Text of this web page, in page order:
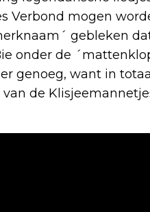
Verbond mogen
gebleken
onder de
er genoeg, want in
de